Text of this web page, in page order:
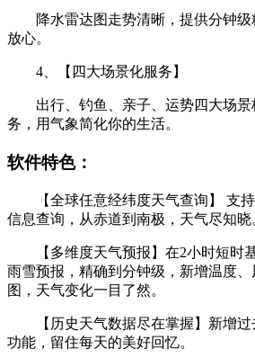
降水雷达图走势清晰，提供分钟级
放心。
4、【四大场景化服务】
出行、钓鱼、亲子、运势四大场景
务，用气象简化你的生活。
软件特色：
【全球任意经纬度天气查询】 支持
信息查询，从赤道到南极，天气尽知晓
【多维度天气预报】在2小时短时
雨雪预报，精确到分钟级，新增温度
图，天气变化一目了然。
【历史天气数据尽在掌握】新增过
功能，留住每天的美好回忆。